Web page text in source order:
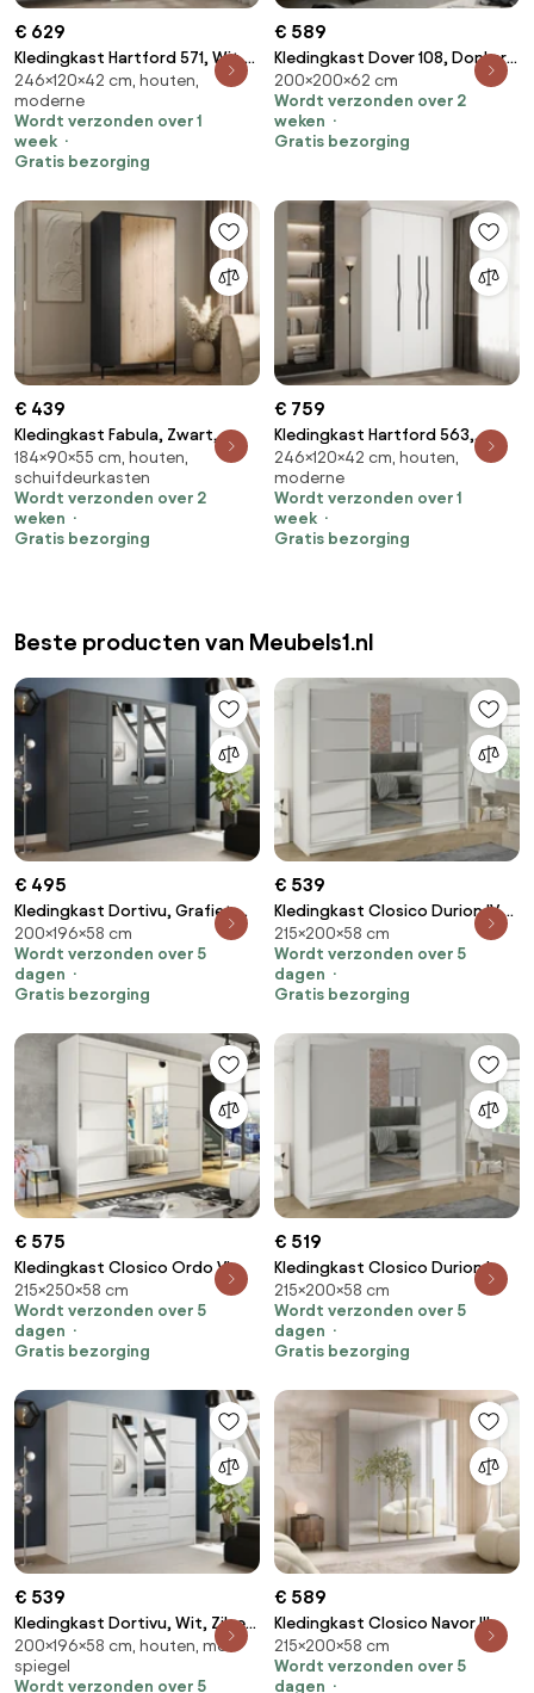
€ 629
Kledingkast Hartford 571, Wit,
Zwart, 246x120x42cm, 100 kg,
Kledingkast deuren: Met
scharnieren, Aantal planken: 8,
Aantal planken: 8
246×120×42 cm, houten,
moderne
Wordt verzonden over 1
week
Gratis bezorging
€ 589
Kledingkast Dover 108, Donker
essen, 200x200x62cm, 174 kg,
Kledingkast deuren: Schuivend,
Aantal planken: 9, Aantal
200×200×62 cm
Wordt verzonden over 2
weken
Gratis bezorging
€ 439
Kledingkast Fabula, Zwart,
Artisan eiken, 184x90x55cm,
72.55 kg, Kledingkast deuren:
Met scharnieren
184×90×55 cm, houten,
schuifdeurkasten
Wordt verzonden over 2
weken
Gratis bezorging
€ 759
Kledingkast Hartford 563,
Zwart, Wit, 246x120x42cm, 114
kg, Kledingkast deuren: Met
scharnieren, Aantal planken: 6,
Aantal planken: 6
246×120×42 cm, houten,
moderne
Wordt verzonden over 1
week
Gratis bezorging
Beste producten van Meubels1.nl
€ 495
Kledingkast Dortivu, Grafiet,
Zilver, 200x196x58cm, 174 kg,
Kledingkast deuren: Met
scharnieren
200×196×58 cm
Wordt verzonden over 5
dagen
Gratis bezorging
€ 539
Kledingkast Closico Durion IV,
Wit, 215x200x58cm, 171 kg,
Kledingkast deuren: Schuivend,
Aantal planken: 9, Aantal
215×200×58 cm
Wordt verzonden over 5
dagen
Gratis bezorging
€ 575
Kledingkast Closico Ordo VI,
Wit, 215x250x58cm, 203 kg,
Kledingkast deuren: Schuivend,
Aantal planken: 9, Aantal
planken: 9
215×250×58 cm
Wordt verzonden over 5
dagen
Gratis bezorging
€ 519
Kledingkast Closico Durion I,
Wit, 215x200x58cm, 169 kg,
Kledingkast deuren: Schuivend,
Aantal planken: 9, Aantal
planken: 9
215×200×58 cm
Wordt verzonden over 5
dagen
Gratis bezorging
€ 539
Kledingkast Dortivu, Wit, Zilver,
200x196x58cm, 174 kg,
Kledingkast deuren: Met
200×196×58 cm, houten, met
spiegel
Wordt verzonden over 5
€ 589
Kledingkast Closico Navor III,
Gouden, Kasjmier,
215x200x58cm, 176 kg,
215×200×58 cm
Wordt verzonden over 5
dagen